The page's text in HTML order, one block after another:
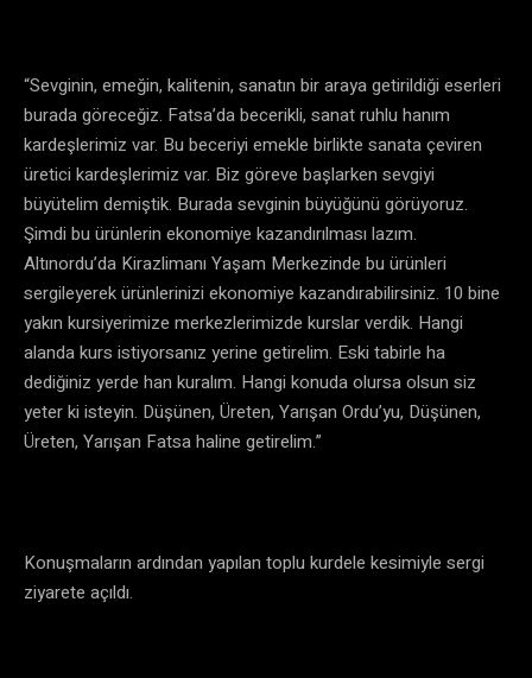
“Sevginin, emeğin, kalitenin, sanatın bir araya getirildiği eserleri
burada göreceğiz. Fatsa’da becerikli, sanat ruhlu hanım
kardeşlerimiz var. Bu beceriyi emekle birlikte sanata çeviren
üretici kardeşlerimiz var. Biz göreve başlarken sevgiyi
büyütelim demiştik. Burada sevginin büyüğünü görüyoruz.
Şimdi bu ürünlerin ekonomiye kazandırılması lazım.
Altınordu’da Kirazlimanı Yaşam Merkezinde bu ürünleri
sergileyerek ürünlerinizi ekonomiye kazandırabilirsiniz. 10 bine
yakın kursiyerimize merkezlerimizde kurslar verdik. Hangi
alanda kurs istiyorsanız yerine getirelim. Eski tabirle ha
dediğiniz yerde han kuralım. Hangi konuda olursa olsun siz
yeter ki isteyin. Düşünen, Üreten, Yarışan Ordu’yu, Düşünen,
Üreten, Yarışan Fatsa haline getirelim.”
Konuşmaların ardından yapılan toplu kurdele kesimiyle sergi
ziyarete açıldı.